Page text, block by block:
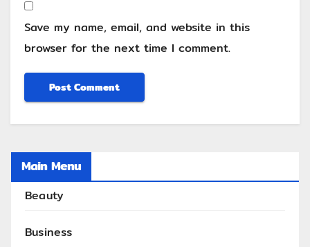
Save my name, email, and website in this
browser for the next time I comment.
Main Menu
Beauty
Business